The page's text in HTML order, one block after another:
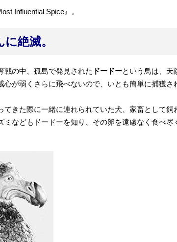
Influential Spice』。
絶滅。
戦の中、孤島で発見された ドードーという鳥は、天
心が弱くさらに飛べないので、いとも簡単に捕獲さ
てきた際に一緒に連れられていた犬、家畜として飼
ミなどもドードーを知り、その卵を遠慮なく食べ尽